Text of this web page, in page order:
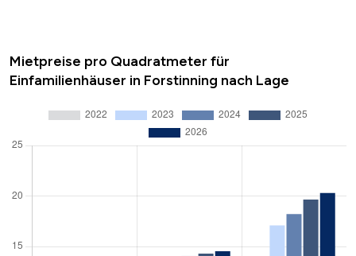
Mietpreise pro Quadratmeter für
Einfamilienhäuser in Forstinning nach Lage